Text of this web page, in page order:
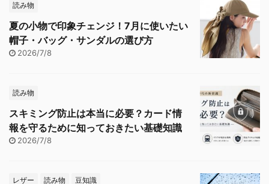
読み物
夏の小物で印象チェンジ！7月に使いたい
帽子・バッグ・サンダルの選び方
2026/7/8
読み物
スキミング防止は本当に必要？カード情
報を守るために知っておきたい基礎知識
2026/7/8
レザー 読み物 豆知識